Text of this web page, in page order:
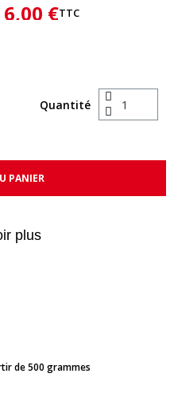
6,00 €TTC
Quantité
PANIER
plus
de 500 grammes